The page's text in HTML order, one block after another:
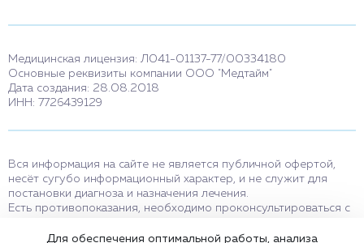
Медицинская лицензия: Л041-01137-77/00334180
Основные реквизиты компании ООО "Медтайм"
Дата создания: 28.08.2018
ИНН: 7726439129
Вся информация на сайте не является публичной офертой,
несёт сугубо информационный характер, и не служит для
постановки диагноза и назначения лечения.
Есть противопоказания, необходимо проконсультироваться с
мессенджерам и в соцсетях носят исключительно
Для обеспечения оптимальной работы, анализа